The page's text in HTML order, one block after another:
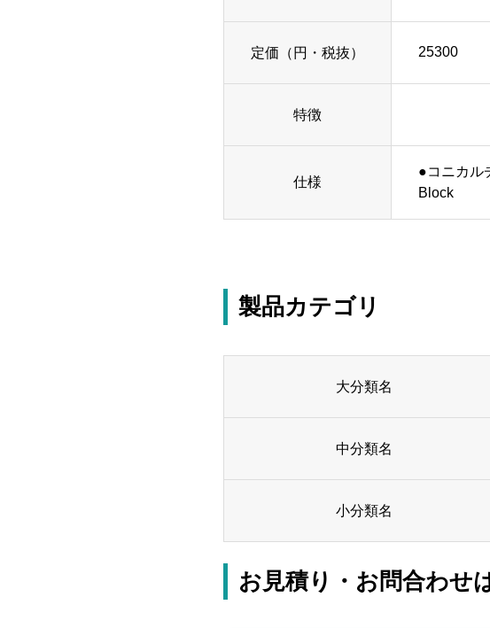
定価（円・税抜） 25300
特徴
仕様
●コニカル
Block
製品カテゴリ
大分類名
中分類名
小分類名
お見積り・お問合わせ